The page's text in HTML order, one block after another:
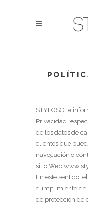
STYLOSO te
Privacidad
de los datos de
clientes que
navegación o
sitio Web
En este sentido,
cumplimiento de
de protección de